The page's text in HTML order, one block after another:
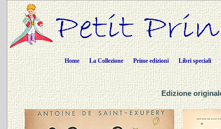
Home La Collezione Prime edizioni Libri speciali
Edizione